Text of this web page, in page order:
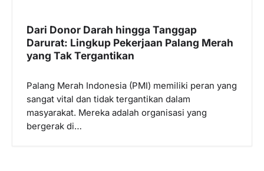
Dari Donor Darah hingga Tanggap
Darurat: Lingkup Pekerjaan Palang Merah
yang Tak Tergantikan
Palang Merah Indonesia (PMI) memiliki peran yang
sangat vital dan tidak tergantikan dalam
masyarakat. Mereka adalah organisasi yang
bergerak di…